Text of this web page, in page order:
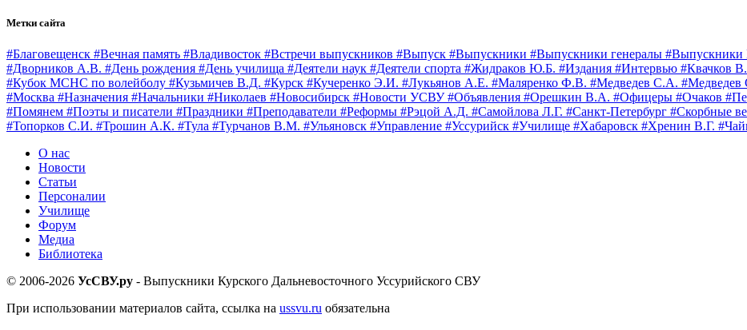
Метки сайта
#Благовещенск #Вечная память #Владивосток #Встречи выпускников #Выпуск #Выпускники #Выпускники генералы #Выпускники
#Дворников А.В. #День рождения #День училища #Деятели наук #Деятели спорта #Жидраков Ю.Б. #Издания #Интервью #Квачков
#Кубок МСНС по волейболу #Кузьмичев В.Д. #Курск #Кучеренко Э.И. #Лукьянов А.Е. #Маляренко Ф.В. #Медведев С.А.
#Москва #Назначения #Начальники #Николаев #Новосибирск #Новости УСВУ#Объявления #Орешкин В.А. #Офицеры #Очаков
#Помянем #Поэты и писатели #Праздники #Преподаватели #Реформы #Рэцой А.Д. #Самойлова Л.Г. #Санкт-Петербург #Скорбные
#Топорков С.И. #Трошин А.К. #Тула #Турчанов В.М. #Ульяновск #Управление #Уссурийск #Училище #Хабаровск #Хренин В.Г.
О нас
Новости
Статьи
Персоналии
Училище
Форум
Медиа
Библиотека
© 2006-2026 УсСВУ.ру - Выпускники Курского Дальневосточного Уссурийского СВУ
При использовании материалов сайта, ссылка на ussvu.ru обязательна